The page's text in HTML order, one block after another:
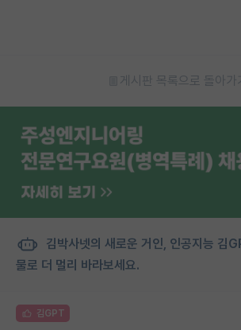
게시판 목록으로 돌아가
김박사넷의 새로운 거인, 인공지능 김
물로 더 멀리 바라보세요.
김GPT